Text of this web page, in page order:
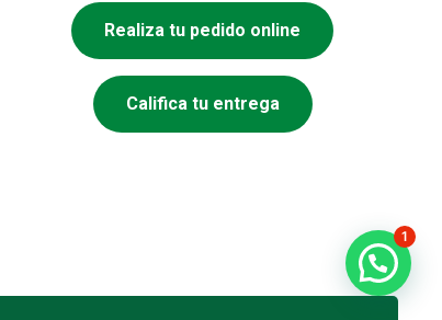
Realiza tu pedido online
Califica tu entrega
1